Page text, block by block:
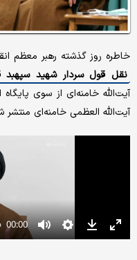
خاطره روز گذشته رهبر معظم
نقل قول سردار شهید
آیت‌الله خامنه‌ای از سوی
آیت‌الله العظمی خامنه‌ای منتشر